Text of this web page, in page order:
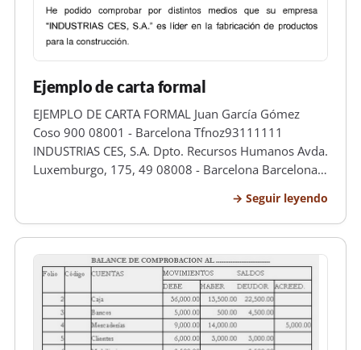
Ejemplo de carta formal
EJEMPLO DE CARTA FORMAL Juan García Gómez
Coso 900 08001 - Barcelona Tfnoz93111111
INDUSTRIAS CES, S.A. Dpto. Recursos Humanos Avda.
Luxemburgo, 175, 49 08008 - Barcelona Barcelona,
comprobar por distintos medios que su empresa
“INDUSTRIAS CES, S.A." es líder en la fa…
Seguir leyendo